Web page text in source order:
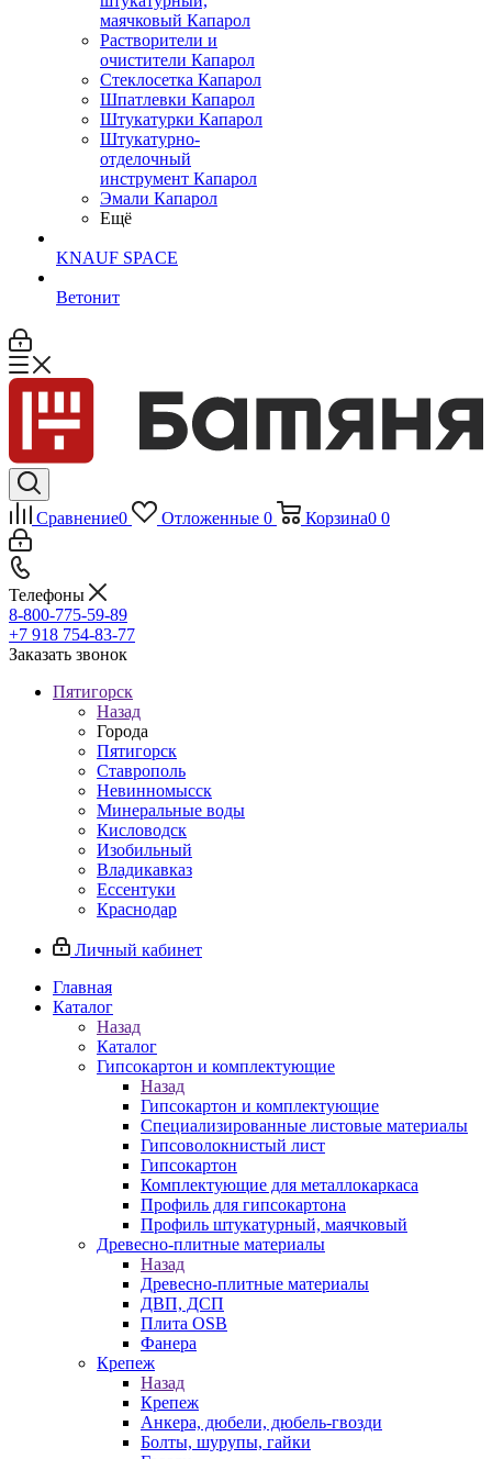
маячковый Капарол
Растворители и
очистители Капарол
Cтеклосетка Капарол
Шпатлевки Капарол
Штукатурки Капарол
Штукатурно-
отделочный
инструмент Капарол
Эмали Капарол
Ещё
KNAUF SPACE
Ветонит
Сравнение0 Отложенные 0 Корзина0 0
Телефоны
8-800-775-59-89
+7 918 754-83-77
Заказать звонок
Пятигорск
Назад
Города
Пятигорск
Ставрополь
Невинномысск
Минеральные воды
Кисловодск
Изобильный
Владикавказ
Ессентуки
Краснодар
Личный кабинет
Главная
Каталог
Назад
Каталог
Гипсокартон и комплектующие
Назад
Гипсокартон и комплектующие
Специализированные листовые материалы
Гипсоволокнистый лист
Гипсокартон
Комплектующие для металлокаркаса
Профиль для гипсокартона
Профиль штукатурный, маячковый
Древесно-плитные материалы
Назад
Древесно-плитные материалы
ДВП, ДСП
Плита OSB
Фанера
Крепеж
Назад
Крепеж
Анкера, дюбели, дюбель-гвозди
Болты, шурупы, гайки